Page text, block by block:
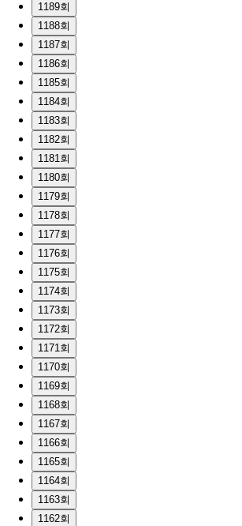
1189회
1188회
1187회
1186회
1185회
1184회
1183회
1182회
1181회
1180회
1179회
1178회
1177회
1176회
1175회
1174회
1173회
1172회
1171회
1170회
1169회
1168회
1167회
1166회
1165회
1164회
1163회
1162회